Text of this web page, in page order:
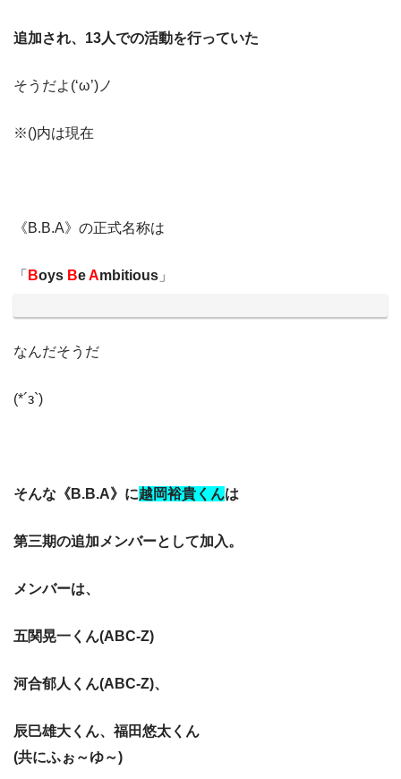
追加され、13人での活動を行っていた
そうだよ(‘ω’)ノ
※()内は現在
《B.B.A》の正式名称は
「 Boys BeAmbitious 」
なんだそうだ
(*´з`)
そんな《B.B.A》に越岡裕貴くんは
第三期の追加メンバーとして加入。
メンバーは、
五関晃一くん(ABC-Z)
河合郁人くん(ABC-Z)、
辰巳雄大くん、福田悠太くん
(共にふぉ～ゆ～)